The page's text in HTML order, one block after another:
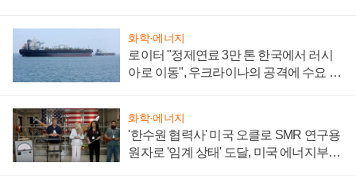
화학·에너지
로이터 "정제연료 3만 톤 한국에서 러시
아로 이동", 우크라이나의 공격에 수요 늘
화학·에너지
'한수원 협력사' 미국 오클로 SMR 연구용
원자로 '임계 상태' 도달, 미국 에너지부